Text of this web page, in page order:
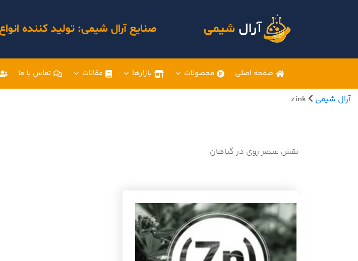
صنایع آرال شیمی: تولید کننده
صفحه اصلی محصولات بازارها مقالات تماس با ما
آرال شیمی zink
نقش عنصر روی در گیاهان